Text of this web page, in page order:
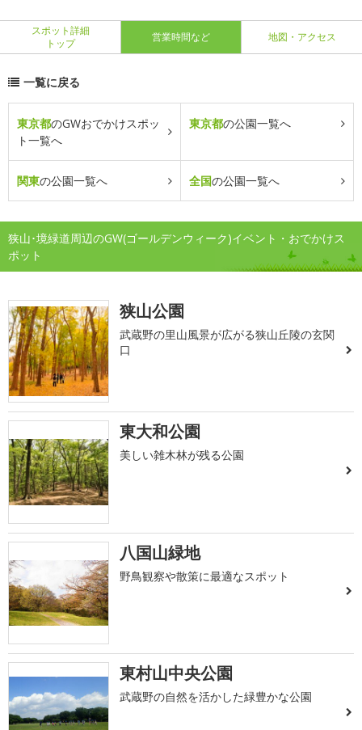
スポット詳細
トップ
営業時間など 地図・アクセス
一覧に戻る
東京都のGWおでかけスポッ
ト一覧へ
東京都の公園一覧へ
関東の公園一覧へ 全国の公園一覧へ
狭山･境緑道周辺のGW(ゴールデンウィーク)イベント・おでかけス
ポット
狭山公園
武蔵野の里山風景が広がる狭山丘陵の玄関
口
東大和公園
美しい雑木林が残る公園
八国山緑地
野鳥観察や散策に最適なスポット
東村山中央公園
武蔵野の自然を活かした緑豊かな公園